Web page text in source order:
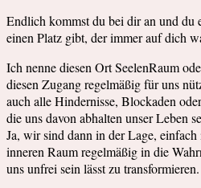
Endlich kommst du bei dir an und du
einen Platz gibt, der immer auf dich
Ich nenne diesen Ort SeelenRaum
diesen Zugang regelmäßig für uns
auch alle Hindernisse, Blockaden
die uns davon abhalten unser Leben
Ja, wir sind dann in der Lage,
inneren Raum regelmäßig in die
uns unfrei sein lässt zu transformieren.